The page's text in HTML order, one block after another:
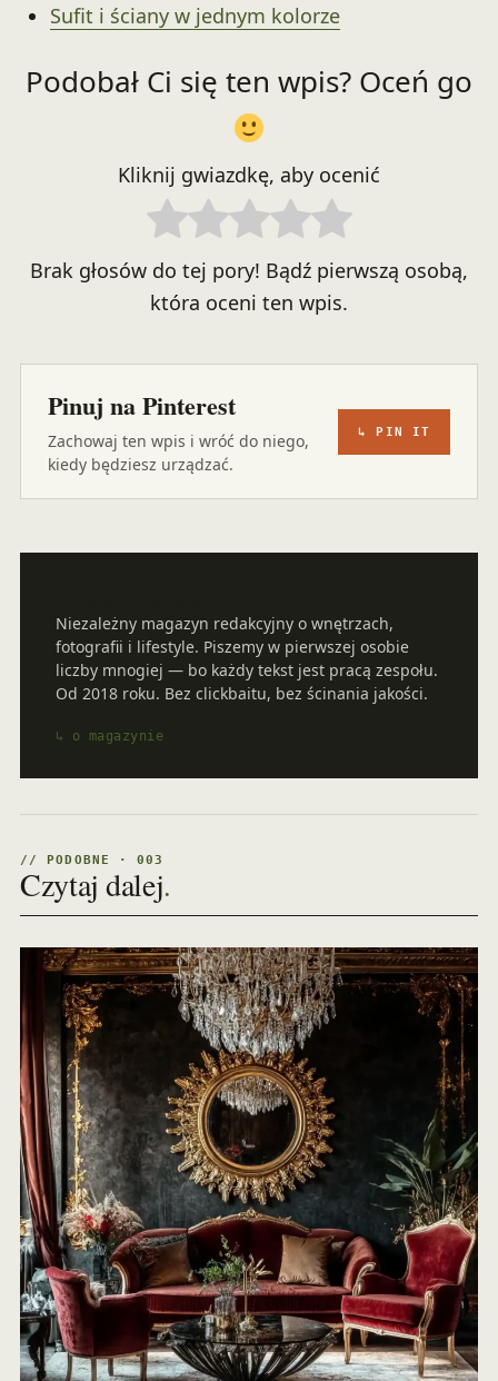
Sufit i ściany w jednym kolorze
Podobał Ci się ten wpis? Oceń go
Kliknij gwiazdkę, aby ocenić
Brak głosów do tej pory! Bądź pierwszą osobą,
która oceni ten wpis.
Pinuj na Pinterest
Zachowaj ten wpis i wróć do niego,
kiedy będziesz urządzać.
↳ PIN IT
Niezależny magazyn redakcyjny o wnętrzach,
fotografii i lifestyle. Piszemy w pierwszej osobie
liczby mnogiej — bo każdy tekst jest pracą zespołu.
Od 2018 roku. Bez clickbaitu, bez ścinania jakości.
↳ o magazynie
// PODOBNE · 003
Czytaj dalej.